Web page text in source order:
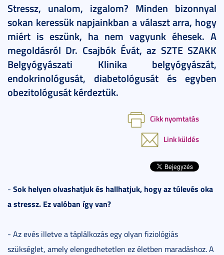
Stressz, unalom, izgalom? Minden bizonnyal
sokan keressük napjainkban a választ arra, hogy
miért is eszünk, ha nem vagyunk éhesek. A
megoldásról Dr. Csajbók Évát, az SZTE SZAKK
Belgyógyászati Klinika belgyógyászát,
endokrinológusát, diabetológusát és egyben
obezitológusát kérdeztük.
Cikk nyomtatás
Link küldés
- Sok helyen olvashatjuk és hallhatjuk, hogy az túlevés oka
a stressz. Ez valóban így van?
- Az evés illetve a táplálkozás egy olyan fiziológiás
szükséglet, amely elengedhetetlen ez életben maradáshoz. A